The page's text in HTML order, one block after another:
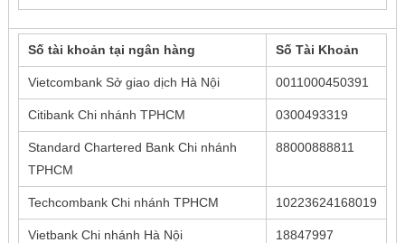
Số tài khoản tại ngân hàng Số Tài Khoản
Vietcombank Sở giao dịch Hà Nội 0011000450391
Citibank Chi nhánh TPHCM 0300493319
Standard Chartered Bank Chi nhánh
TPHCM
88000888811
Techcombank Chi nhánh TPHCM 10223624168019
Vietbank Chi nhánh Hà Nội 18847997